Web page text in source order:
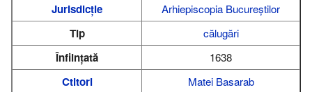
Jurisdicție Arhiepiscopia Bucureștilor
Tip călugări
Înființată 1638
Ctitori Matei Basarab